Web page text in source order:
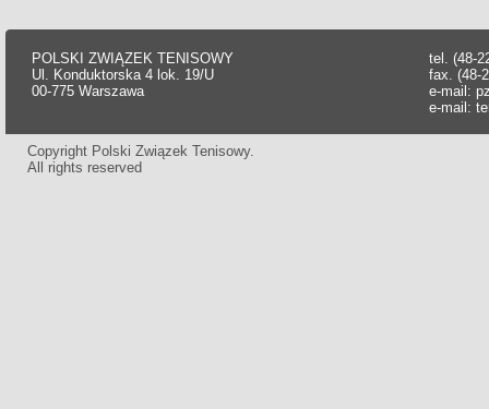
POLSKI ZWIĄZEK TENISOWY
Ul. Konduktorska 4 lok. 19/U
00-775 Warszawa
tel. (48-
fax. (48-
e-mail:
e-mail:
Copyright Polski Związek Tenisowy.
All rights reserved